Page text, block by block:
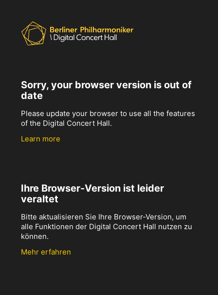
Sorry, your browser version is out of
date
Please update your browser to use all the features
of the Digital Concert Hall.
Learn more
Ihre Browser-Version ist leider
veraltet
Bitte aktualisieren Sie Ihre Browser-Version, um
alle Funktionen der Digital Concert Hall nutzen zu
können.
Mehr erfahren